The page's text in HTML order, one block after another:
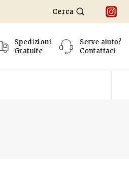
Cerca
Spedizioni
Gratuite
Serve aiuto?
Contattaci